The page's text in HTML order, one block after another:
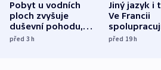
Pobyt u vodních
ploch zvyšuje
duševní pohodu,
ukázala
před 3h
Jiný jazyk i
Ve Francii
různých zemí
před 19h